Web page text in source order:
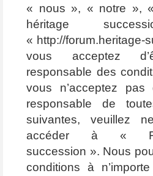
« nous », « notre »,
héritage
« http://forum.heritage-
vous acceptez
responsable des
vous n’acceptez pas
responsable de
suivantes, veuillez
accéder à «
succession ». Nous
conditions à